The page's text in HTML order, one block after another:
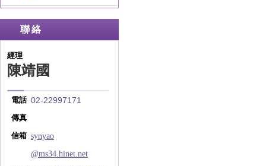
聯絡
經理
陳靖國
電話 02-22997171
傳真
信箱 synyao
@ms34.hinet.net